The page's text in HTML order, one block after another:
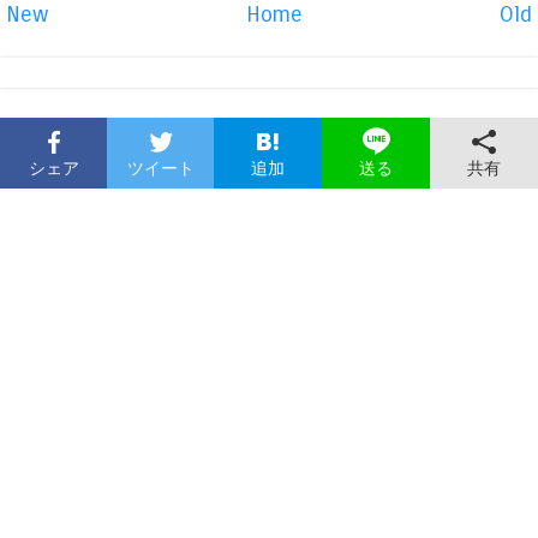
New Old
Home
シェア ツイート 追加 送る 共有